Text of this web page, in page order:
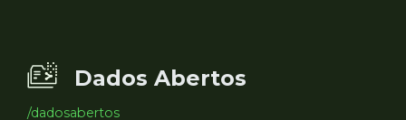
Dados Abertos
/dadosabertos